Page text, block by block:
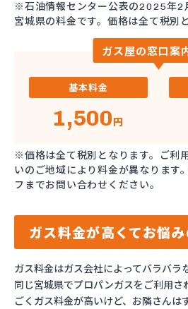
※石油情報センター公表の2025年2
宮城県の料金です。価格は全て税別
ガス屋の窓口案
基本料金
1,500円
※価格は全て税別となります。ご利
いのご地域により料金が異なります
フまでお問い合わせください。
ガス料金が高くてお悩
ガス料金はガス会社によってバラバラ
同じ宮城県でプロパンガスをご利用さ
ごくガス料金が高いけど、お隣さん